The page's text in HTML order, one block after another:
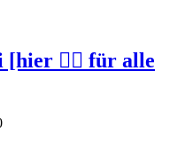
👆🏻 für alle